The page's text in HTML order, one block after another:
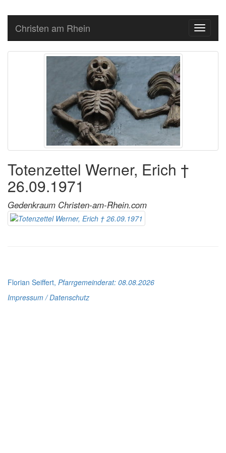
Toggle
Christen am Rhein
Totenzettel Werner, Erich †
26.09.1971
Gedenkraum Christen-am-Rhein.com
Florian Seiffert, Pfarrgemeinderat: 08.08.2026
Impressum / Datenschutz